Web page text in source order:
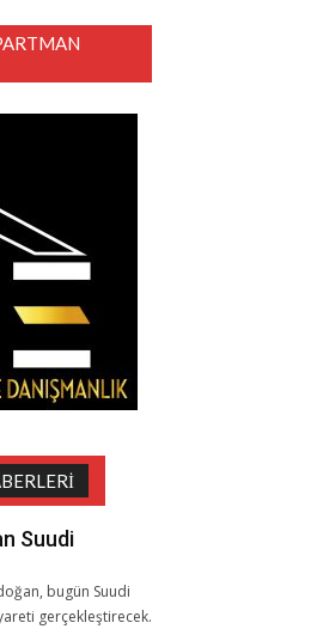
Suudi
bugün Suudi
gerçekleştirecek.